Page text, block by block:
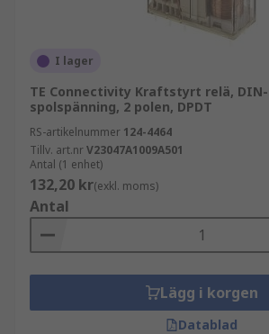
I lager
TE Connectivity Kraftstyrt relä, DIN-
spolspänning, 2 polen, DPDT
RS-artikelnummer 124-4464
Tillv. art.nrV23047A1009A501
Antal (1 enhet)
132,20 kr(exkl. moms)
Antal
Lägg i korgen
Datablad